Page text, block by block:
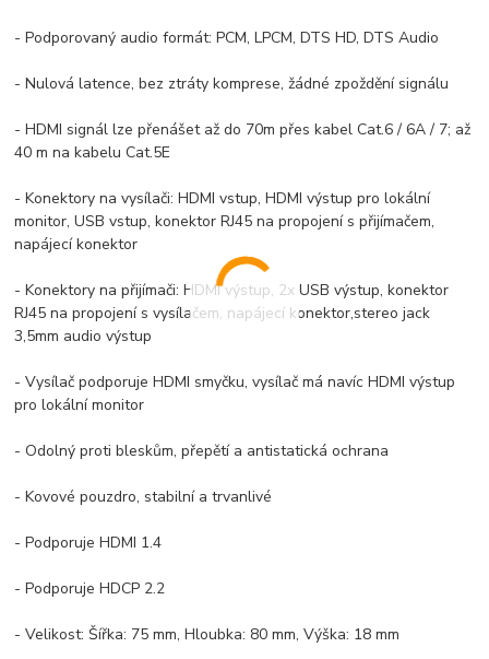
- Podporovaný audio formát: PCM, LPCM, DTS HD, DTS Audio
- Nulová latence, bez ztráty komprese, žádné zpoždění signálu
- HDMI signál lze přenášet až do 70m přes kabel Cat.6 / 6A / 7; až
40 m na kabelu Cat.5E
- Konektory na vysílači: HDMI vstup, HDMI výstup pro lokální
monitor, USB vstup, konektor RJ45 na propojení s přijímačem,
napájecí konektor
- Konektory na přijímači: HDMI výstup, 2x USB výstup, konektor
RJ45 na propojení s vysílačem, napájecí konektor,stereo jack
3,5mm audio výstup
- Vysílač podporuje HDMI smyčku, vysílač má navíc HDMI výstup
pro lokální monitor
- Odolný proti bleskům, přepětí a antistatická ochrana
- Kovové pouzdro, stabilní a trvanlivé
- Podporuje HDMI 1.4
- Podporuje HDCP 2.2
- Velikost: Šířka: 75 mm, Hloubka: 80 mm, Výška: 18 mm